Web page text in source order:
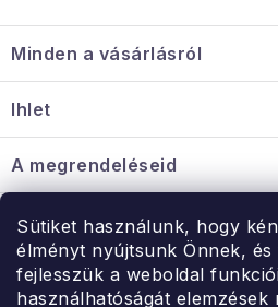
Sütiket használunk, hogy
élményt nyújtsunk Önnek,
fejlesszük a weboldal
használhatóságát elemzések
Érintkezés
Rólunk
á
b
é
c
Minden a vásárlásról
Információ a mellékletről
Nagykereskedelmi együttműködés
Ihlet
A megrendeléseid
Érintkezés
Rendelésem
Érintkezés
Hé-Pé: 9:00-15:00